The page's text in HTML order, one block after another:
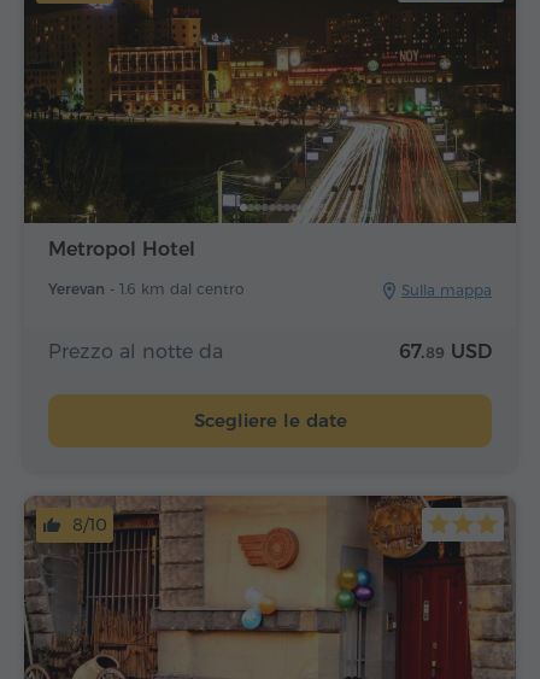
Metropol Hotel
Yerevan - 1.6 km dal centro Sulla mappa
Prezzo al notte da 67.89 USD
Scegliere le date
8/10